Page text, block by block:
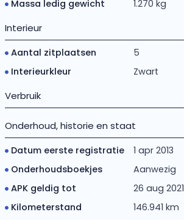
Massa ledig gewicht
1.270 kg
Interieur
Aantal zitplaatsen
5
Interieurkleur
Zwart
Verbruik
Onderhoud, historie en staat
Datum eerste registratie
1 apr 2013
Onderhoudsboekjes
Aanwezig
APK geldig tot
26 aug 2021
Kilometerstand
146.941 km